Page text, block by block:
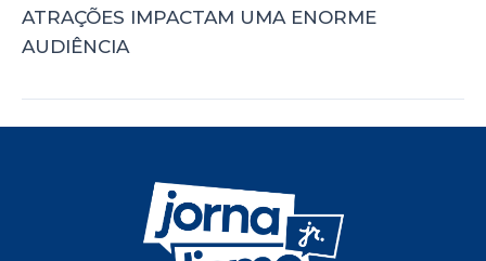
ATRAÇÕES IMPACTAM UMA ENORME
AUDIÊNCIA